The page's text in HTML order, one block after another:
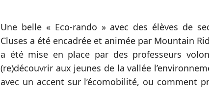
Une belle « Eco-rando » avec des élèves de
Cluses a été encadrée et animée par Mountain
a été mise en place par des professeurs
(re)découvrir aux jeunes de la vallée
avec un accent sur l’écomobilité, ou comment